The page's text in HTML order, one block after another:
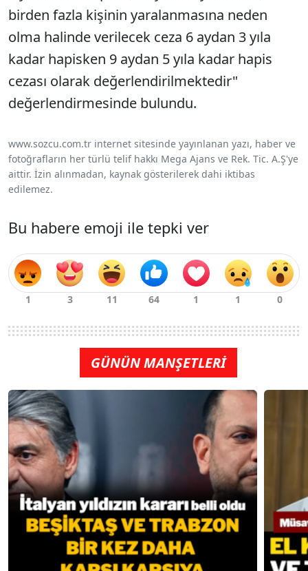
birden fazla kişinin yaralanmasına neden
olma halinde verilecek ceza 6 aydan 3 yıla
kadar hapisken 9 aydan 5 yıla kadar hapis
cezası olarak değerlendirilmektedir"
değerlendirmesinde bulundu.
www.sozcu.com.tr internet sitesinde yayınlanan yazı, haber ve
fotoğrafların her türlü telif hakkı Mega Ajans ve Rek. Tic. A.Ş'ye
aittir. İzin alınmadan, kaynak gösterilerek dahi iktibas
edilemez.
Bu habere emoji ile tepki ver
GÜNÜN MANŞETLERİ